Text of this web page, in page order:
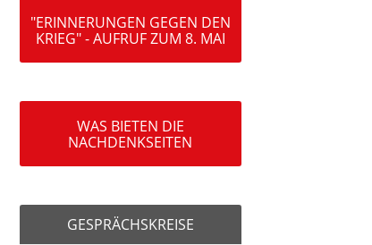
"ERINNERUNGEN GEGEN DEN
KRIEG" - AUFRUF ZUM 8. MAI
WAS BIETEN DIE
NACHDENKSEITEN
GESPRÄCHSKREISE